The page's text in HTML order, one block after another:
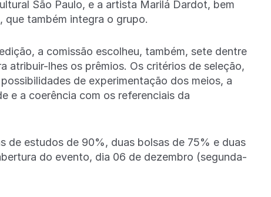
São Paulo, e a artista Marilá Dardot, bem
também integra o grupo.
a comissão escolheu, também, sete dentre
atribuir-lhes os prêmios. Os critérios de seleção,
de experimentação dos meios, a
e a coerência com os referenciais da
de estudos de 90%, duas bolsas de 75% e duas
do evento, dia 06 de dezembro (segunda-